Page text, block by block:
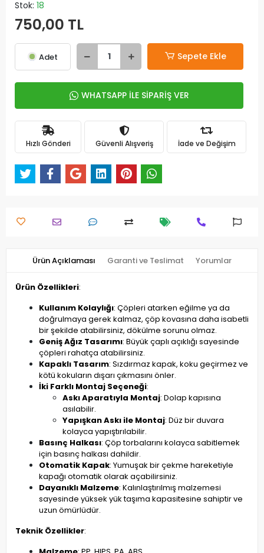
Stok: 18
750,00 TL
Adet Sepete Ekle
WHATSAPP İLE SİPARİŞ VER
Hızlı Gönderi Güvenli Alışveriş İade ve Değişim
Ürün Açıklaması Garanti ve Teslimat Yorumlar
Ürün Özellikleri:
Kullanım Kolaylığı: Çöpleri atarken eğilme ya da
doğrulmaya gerek kalmaz, çöp kovasına daha isabetli
bir şekilde atabilirsiniz, dökülme sorunu olmaz.
Geniş Ağız Tasarımı: Büyük çaplı açıklığı sayesinde
çöpleri rahatça atabilirsiniz.
Kapaklı Tasarım: Sızdırmaz kapak, koku geçirmez ve
kötü kokuların dışarı çıkmasını önler.
İki Farklı Montaj Seçeneği:
Askı Aparatıyla Montaj: Dolap kapısına
asılabilir.
Yapışkan Askı ile Montaj: Düz bir duvara
kolayca yapıştırılabilir.
Basınç Halkası: Çöp torbalarını kolayca sabitlemek
için basınç halkası dahildir.
Otomatik Kapak: Yumuşak bir çekme hareketiyle
kapağı otomatik olarak açabilirsiniz.
Dayanıklı Malzeme: Kalınlaştırılmış malzemesi
sayesinde yüksek yük taşıma kapasitesine sahiptir ve
uzun ömürlüdür.
Teknik Özellikler: